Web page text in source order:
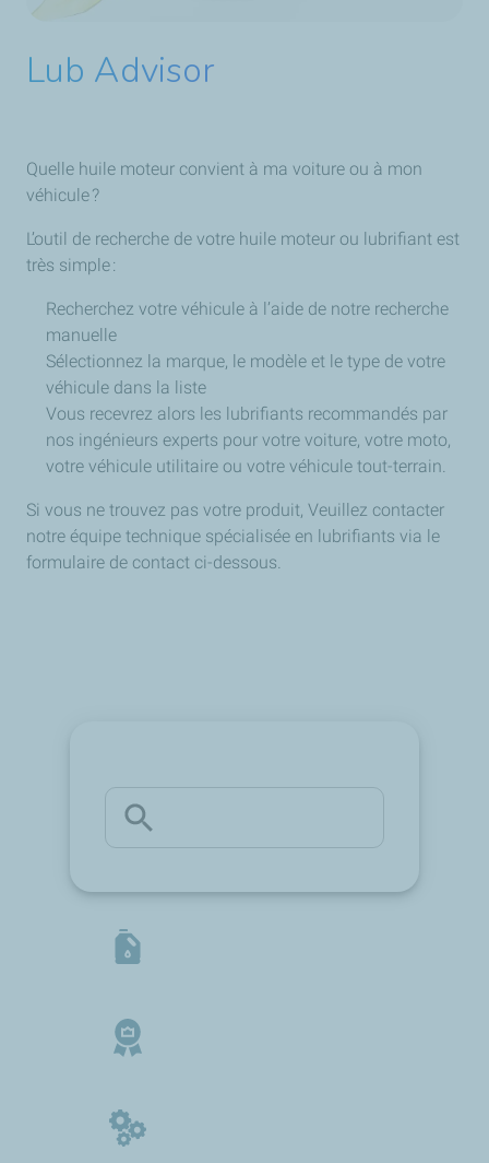
Lub Advisor
Quelle huile moteur convient à ma voiture ou à mon
véhicule ?
L’outil de recherche de votre huile moteur ou lubrifiant est
très simple :
Recherchez votre véhicule à l’aide de notre recherche
manuelle
Sélectionnez la marque, le modèle et le type de votre
véhicule dans la liste
Vous recevrez alors les lubrifiants recommandés par
nos ingénieurs experts pour votre voiture, votre moto,
votre véhicule utilitaire ou votre véhicule tout-terrain.
Si vous ne trouvez pas votre produit, Veuillez contacter
notre équipe technique spécialisée en lubrifiants via le
formulaire de contact ci-dessous.